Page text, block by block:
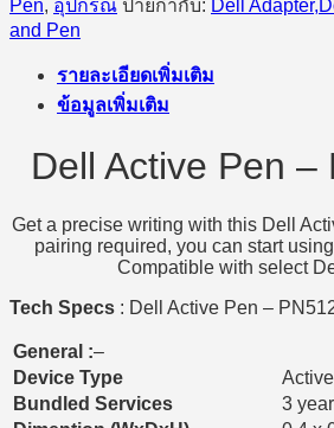
Pen, อุปกรณ์ ป้ายกำกับ: Dell
and Pen
รายละเอียดเพิ่มเติม
ข้อมูลเพิ่มเติม
Dell Active Pen –
Get a precise writing with this Dell
pairing required, you can start
Compatible with select
Tech Specs : Dell Active Pen –
General :–
Device Type
Bundled Services
3